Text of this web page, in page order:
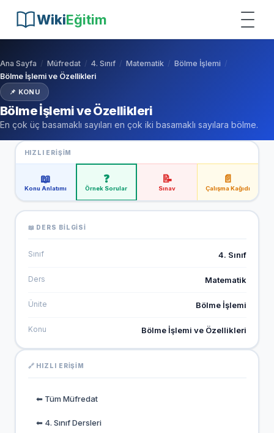
WikiEğitim
Ana Sayfa Müfredat 4. Sınıf Matematik
Bölme İşlemi
Bölme İşlemi ve Özellikleri
📌 KONU
Bölme İşlemi ve Özellikleri
En çok üç basamaklı sayıları en çok iki basamaklı sayılara bölme.
HIZLI ERIŞIM
📖
Konu Anlatımı
❓
Örnek Sorular
📝
Sınav
📄
Çalışma Kağıdı
📖 DERS BILGISI
Sınıf 4. Sınıf
Ders Matematik
Ünite Bölme İşlemi
Konu Bölme İşlemi ve Özellikleri
🔗 HIZLI ERIŞIM
⬅ Tüm Müfredat
⬅ 4. Sınıf Dersleri